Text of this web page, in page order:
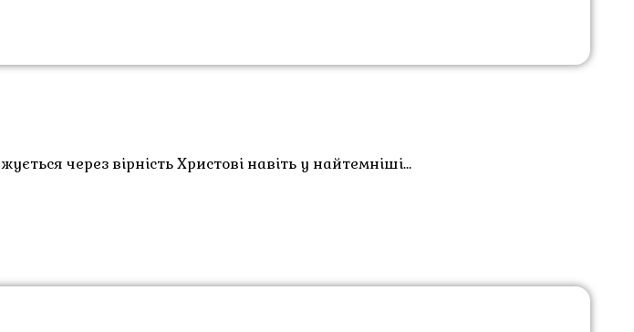
через вірність Христові навіть у найтемніші…